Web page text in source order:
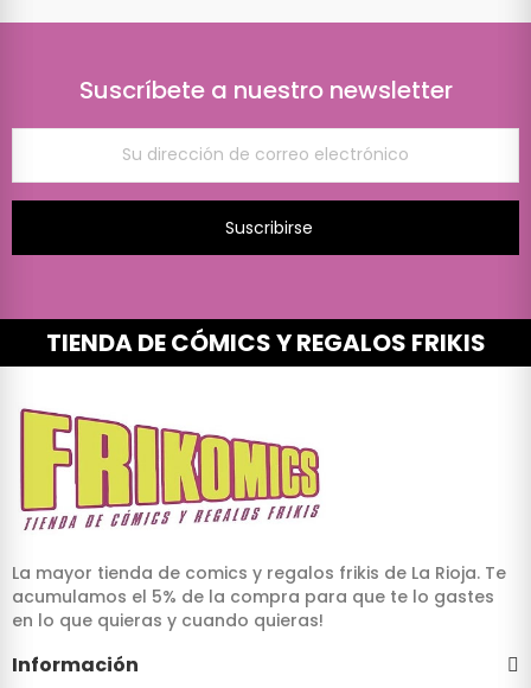
Suscríbete a nuestro newsletter
Suscribirse
TIENDA DE CÓMICS Y REGALOS FRIKIS
La mayor tienda de comics y regalos frikis de La Rioja. Te
acumulamos el 5% de la compra para que te lo gastes
en lo que quieras y cuando quieras!
Información